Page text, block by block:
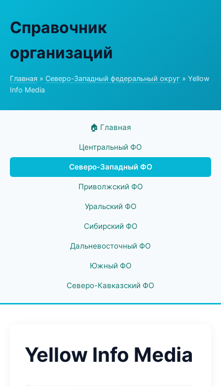
Справочник
организаций
Главная » Северо-Западный федеральный округ » Yellow
Info Media
🏠 Главная
Центральный ФО
Северо-Западный ФО
Приволжский ФО
Уральский ФО
Сибирский ФО
Дальневосточный ФО
Южный ФО
Северо-Кавказский ФО
Yellow Info Media